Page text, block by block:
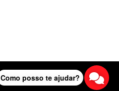
Como posso te ajudar?